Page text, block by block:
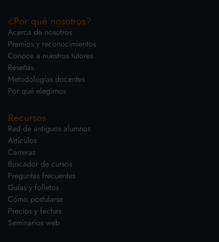
¿Por qué nosotros?
Acerca de nosotros
Premios y reconocimientos
Conoce a nuestros tutores
Reseñas
Metodologías docentes
Por qué elegirnos
Recursos
Red de antiguos alumnos
Artículos
Carreras
Buscador de cursos
Preguntas frecuentes
Guías y folletos
Cómo postularse
Precios y fechas
Seminarios web